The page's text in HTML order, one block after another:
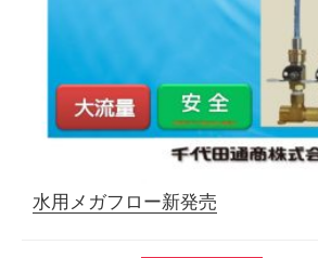
水用メガフロー新発売